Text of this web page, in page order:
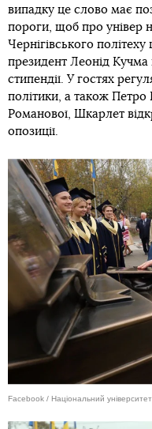
випадку це слово має
пороги, щоб про універ
Чернігівського
президент Леонід Кучма
стипендії. У гостях
політики, а також
Романової, Шкарлет
опозиції.
Facebook / Національний університет